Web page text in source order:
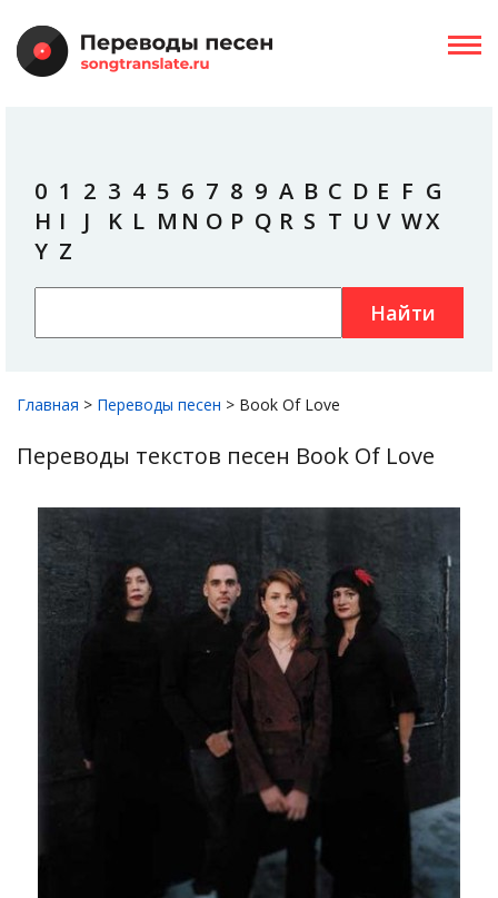
0 1 2 3 4 5 6 7 8 9 A B C D E F G
H I J K L M N O P Q R S T U V WX
Y Z
Найти
Главная > Переводы песен > Book Of Love
Переводы текстов песен Book Of Love